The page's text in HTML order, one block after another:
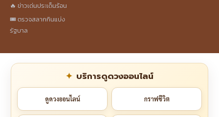
🔥 ข่าวเด่นประเด็นร้อน
🎟️ ตรวจสลากกินแบ่ง
รัฐบาล
บริการดูดวงออนไลน์
ดูดวงออนไลน์ กราฟชีวิต